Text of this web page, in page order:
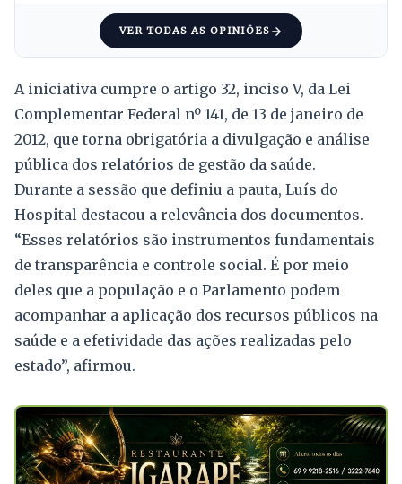
VER TODAS AS OPINIÕES
A iniciativa cumpre o artigo 32, inciso V, da Lei
Complementar Federal nº 141, de 13 de janeiro de
2012, que torna obrigatória a divulgação e análise
pública dos relatórios de gestão da saúde.
Durante a sessão que definiu a pauta, Luís do
Hospital destacou a relevância dos documentos.
“Esses relatórios são instrumentos fundamentais
de transparência e controle social. É por meio
deles que a população e o Parlamento podem
acompanhar a aplicação dos recursos públicos na
saúde e a efetividade das ações realizadas pelo
estado”, afirmou.